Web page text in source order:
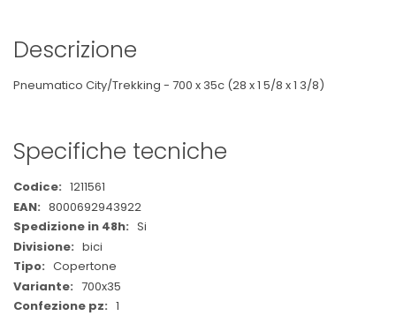
Descrizione
Pneumatico City/Trekking - 700 x 35c (28 x 1 5/8 x 1 3/8)
Specifiche tecniche
Maggiori
Informazioni
1211561
8000692943922
Si
bici
Copertone
700x35
1